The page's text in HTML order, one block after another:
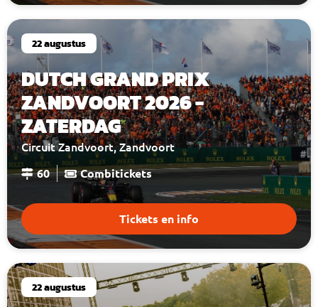
22 augustus
DUTCH GRAND PRIX
ZANDVOORT 2026 -
ZATERDAG
Circuit Zandvoort, Zandvoort
60 Combitickets
Tickets en info
22 augustus